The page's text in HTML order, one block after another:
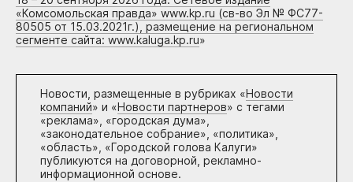
«Комсомольская правда» www.kp.ru (св-во Эл № ФС77-
80505 от 15.03.2021г.), размещение на региональном
сегменте сайта: www.kaluga.kp.ru»
Новости, размещенные в рубриках «Новости
компаний» и «Новости партнеров» с тегами
«реклама», «городская дума»,
«законодательное собрание», «политика»,
«область», «Городской голова Калуги»
публикуются на договорной, рекламно-
информационной основе.